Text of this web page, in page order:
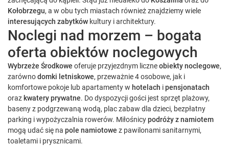
Kołobrzegu, a w obu tych miastach również znajdziemy wiele
interesujących zabytków kultury i architektury.
Noclegi nad morzem – bogata
oferta obiektów noclegowych
Wybrzeże Środkowe oferuje przyjezdnym liczneobiekty noclegowe,
zarównodomki letniskowe, przeważnie 4 osobowe, jak i
komfortowe pokoje lub apartamenty w hotelach ipensjonatach
oraz kwatery prywatne. Do dyspozycji gości jest sprzęt plażowy,
baseny z podgrzewaną wodą, plac zabaw dla dzieci, bezpłatny
parking i wypożyczalnia rowerów. Miłośnicypodróży z namiotem
mogą udać się na pole namiotowe z pawilonami sanitarnymi,
toaletami i prysznicami.